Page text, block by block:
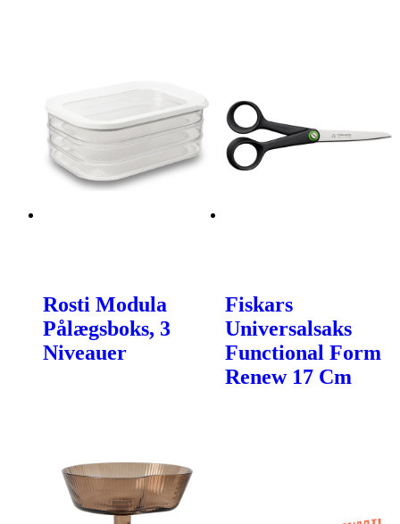
Rosti Modula
Pålægsboks, 3
Niveauer
Fiskars
Universalsaks
Functional Form
Renew 17 Cm